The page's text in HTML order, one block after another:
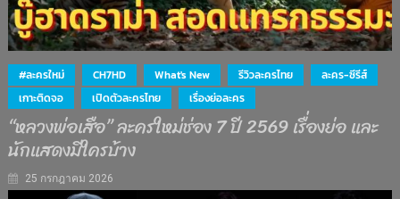
#ละครใหม่ CH7HD What's New รีวิวละครไทย
ละคร-ซีรีส์
เกาะติดจอ
เปิดตัวละครไทย เรื่องย่อละคร
“หลวงพ่อเสือ” ละครใหม่ช่อง 7 ปี 2569 เรื่องย่อ และ
นักแสดงมีใครบ้าง
25 กรกฎาคม 2026